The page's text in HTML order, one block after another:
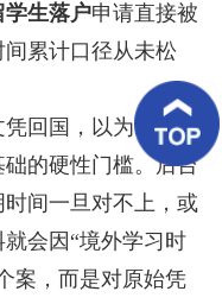
学生落户申请直接被
累计口径从未松
回国，以为拿到证
的硬性门槛。后台
间一旦对不上，或
会因“境外学习时
案，而是对原始凭